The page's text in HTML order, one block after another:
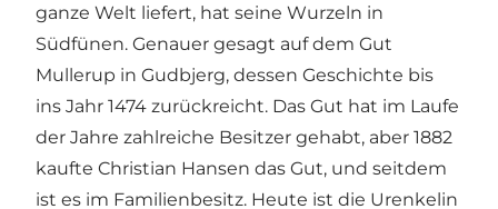
ganze Welt liefert, hat seine Wurzeln in
Südfünen. Genauer gesagt auf dem Gut
Mullerup in Gudbjerg, dessen Geschichte bis
ins Jahr 1474 zurückreicht. Das Gut hat im Laufe
der Jahre zahlreiche Besitzer gehabt, aber 1882
kaufte Christian Hansen das Gut, und seitdem
ist es im Familienbesitz. Heute ist die Urenkelin